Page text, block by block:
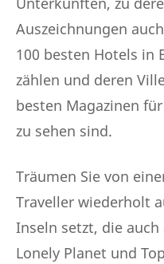
Auszeichnungen
100 besten Hotels in
zählen und deren
besten Magazinen
zu sehen sind.
Träumen Sie von
Traveller wiederholt
Inseln setzt, die auch
Lonely Planet und